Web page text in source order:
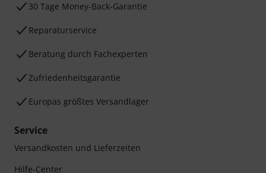
30 Tage Money-Back-Garantie
Reparaturservice
Beratung durch Fachexperten
Zufriedenheitsgarantie
Europas größtes Versandlager
Service
Versandkosten und Lieferzeiten
Hilfe-Center